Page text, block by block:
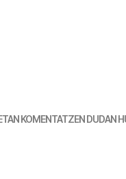
KOMENTATZEN DUDAN